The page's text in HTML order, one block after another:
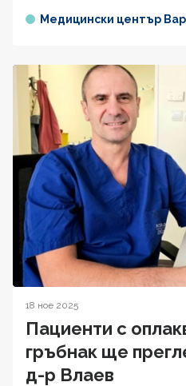
Медицински център
18 ное 2025
Пациенти с
гръбнак ще
д-р Влаев